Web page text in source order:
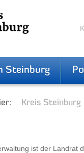
Steinburg
Kreis Steinburg
ist der Landrat